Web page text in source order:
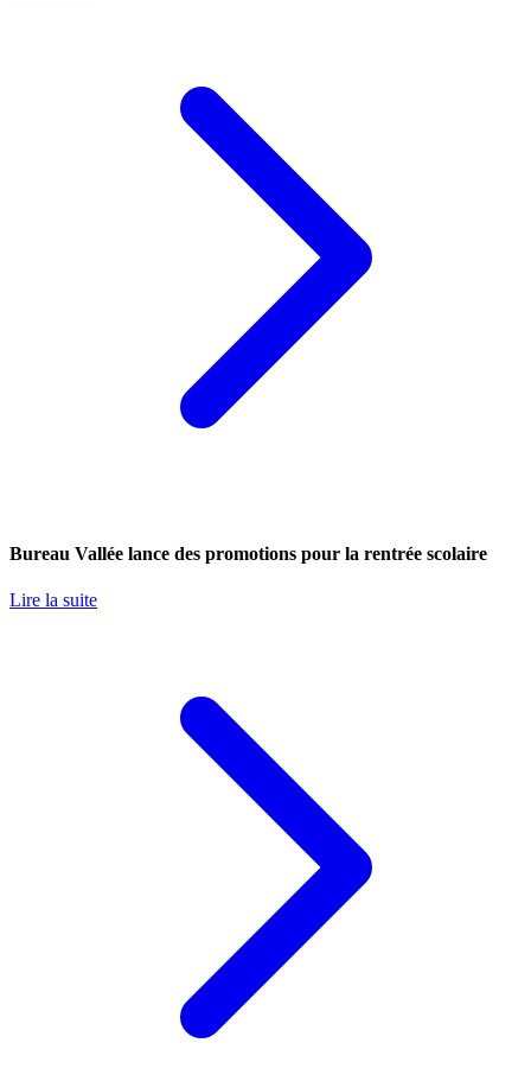
Bureau Vallée lance des promotions pour la rentrée scolaire
Lire la suite